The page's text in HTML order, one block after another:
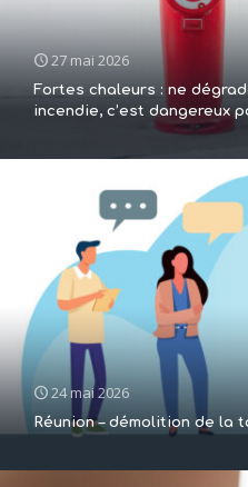
27 mai 2026
Fortes chaleurs : ne
incendie, c’est dangereux
24 mai 2026
Réunion – démolition de la